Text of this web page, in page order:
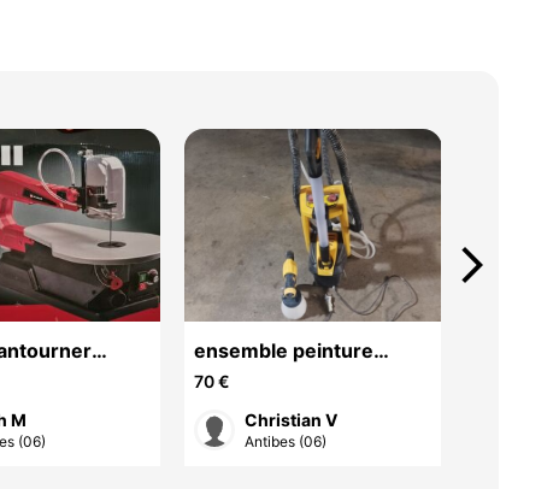
M
(06)
ensemble peinture
basse pression
70 €
Christian V
Antibes (06)
arrow_forward_ios